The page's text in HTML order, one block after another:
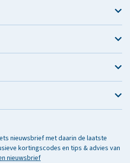
nieuwsbrief met daarin de laatste
kortingscodes en tips & advies van
nieuwsbrief